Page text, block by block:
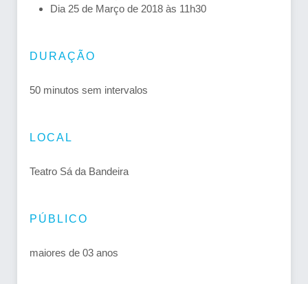
Dia 25 de Março de 2018 às 11h30
DURAÇÃO
50 minutos sem intervalos
LOCAL
Teatro Sá da Bandeira
PÚBLICO
maiores de 03 anos